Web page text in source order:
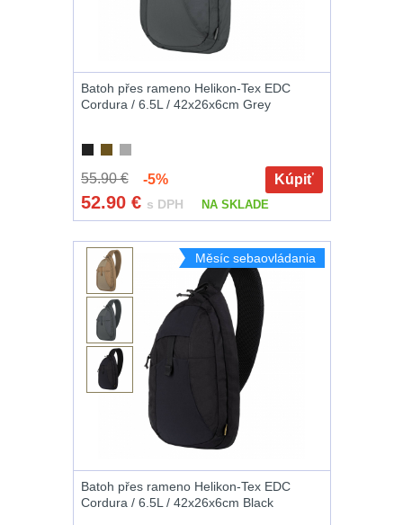
Na suchý zip
Na svítilny2
Na zbraň
33
Na granáty12
Peněženky14
Doplňky k
batohům535
Ramenní popruhy
a vycpávky
přezky75
Kroužky, šňůrky,
Batoh přes rameno Helikon-Tex EDC
Cordura / 6.5L / 42x26x6cm Grey
55.90 €-5% Kúpiť
52.90 € s DPH NA SKLADE
Měsíc sebaovládania
Batoh přes rameno Helikon-Tex EDC
Cordura / 6.5L / 42x26x6cm Black